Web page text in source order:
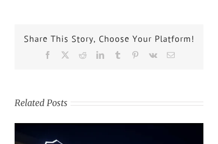
Share This Story, Choose Your Platform!
Related Posts